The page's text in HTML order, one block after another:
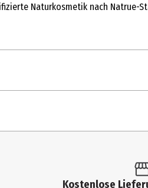
Naturkosmetik nach
Kostenlose